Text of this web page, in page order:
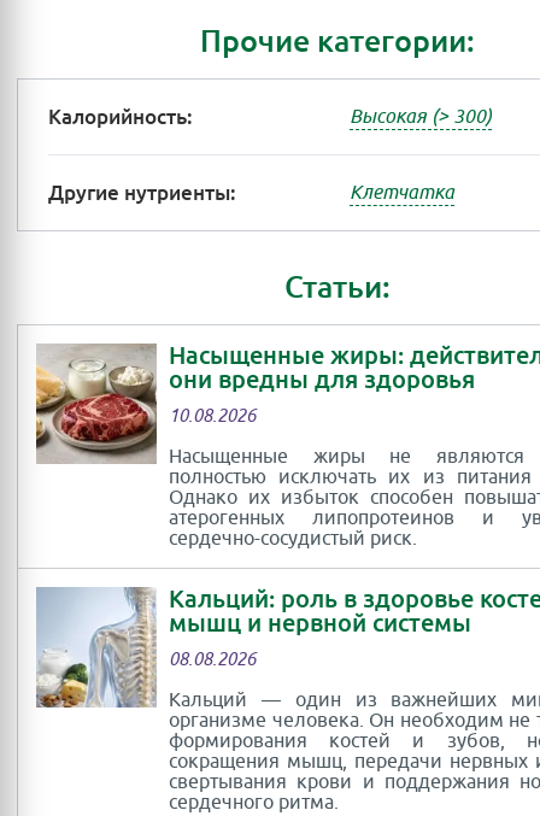
Прочие категории:
Калорийность: Высокая (> 300)
Другие нутриенты: Клетчатка
Статьи:
Насыщенные жиры:
они вредны для здоровья
10.08.2026
Насыщенные жиры не
полностью исключать их из
Однако их избыток способен
атерогенных липопротеинов и
сердечно-сосудистый риск.
Кальций: роль в здоровье
мышц и нервной системы
08.08.2026
Кальций — один из важнейших
организме человека. Он необходим не
формирования костей и зубов,
сокращения мышц, передачи нервных
свертывания крови и поддержания
сердечного ритма.